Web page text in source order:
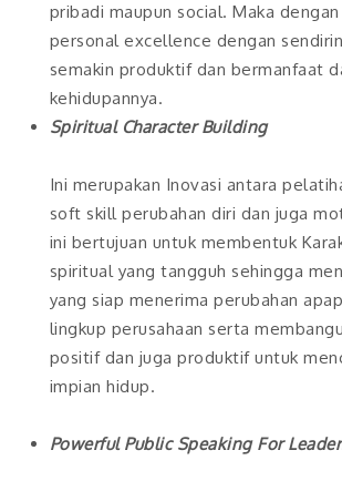
pribadi maupun social. Maka
personal excellence dengan
semakin produktif dan bermanfaat
kehidupannya.
Spiritual Character Building
Ini merupakan Inovasi antara
soft skill perubahan diri dan juga
ini bertujuan untuk membentuk
spiritual yang tangguh sehingga
yang siap menerima perubahan
lingkup perusahaan serta
positif dan juga produktif untuk
impian hidup.
Powerful Public Speaking For